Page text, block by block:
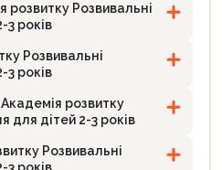
розвитку Розвивальні
3 років
Розвивальні
3 років
розвитку
для дітей 2-3 років
Розвивальні